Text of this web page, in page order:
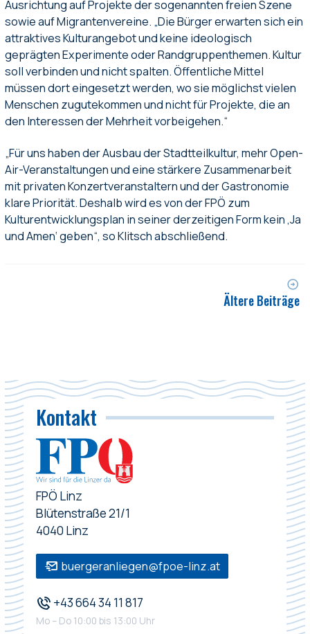
Ausrichtung auf Projekte der sogenannten freien Szene
sowie auf Migrantenvereine. „Die Bürger erwarten sich ein
attraktives Kulturangebot und keine ideologisch
geprägten Experimente oder Randgruppenthemen. Kultur
soll verbinden und nicht spalten. Öffentliche Mittel
müssen dort eingesetzt werden, wo sie möglichst vielen
Menschen zugutekommen und nicht für Projekte, die an
den Interessen der Mehrheit vorbeigehen.“
„Für uns haben der Ausbau der Stadtteilkultur, mehr Open-
Air-Veranstaltungen und eine stärkere Zusammenarbeit
mit privaten Konzertveranstaltern und der Gastronomie
klare Priorität. Deshalb wird es von der FPÖ zum
Kulturentwicklungsplan in seiner derzeitigen Form kein ‚Ja
und Amen‘ geben“, so Klitsch abschließend.
Ältere Beiträge
Kontakt
FPÖ Linz
Blütenstraße 21/1
4040 Linz
buergeranliegen@fpoe-linz.at
+43 664 34 11 817
Mo – Do 10:00 bis 13:00 Uhr